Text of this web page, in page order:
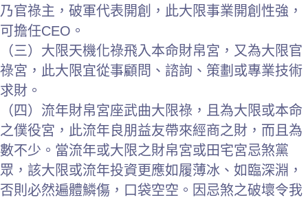
乃官祿主，破軍代表開創，此大限事業開創性強，
可擔任CEO。
（三）大限天機化祿飛入本命財帛宮，又為大限官
祿宮，此大限宜從事顧問、諮詢、策劃或專業技術
求財。
（四）流年財帛宮座武曲大限祿，且為大限或本命
之僕役宮，此流年良朋益友帶來經商之財，而且為
數不少。當流年或大限之財帛宮或田宅宮忌煞黨
眾，該大限或流年投資更應如履薄冰、如臨深淵，
否則必然遍體鱗傷，口袋空空。因忌煞之破壞令我